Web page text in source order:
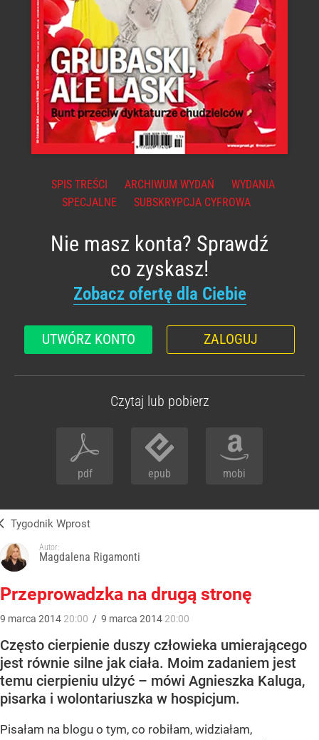
SPIS TREŚCI ARCHIWUM WYDAŃ
WYDANIA
SPECJALNE
SUBSKRYPCJA CYFROWA
Nie masz konta? Sprawdź
co zyskasz!
Zobacz ofertę dla Ciebie
UTWÓRZ KONTO ZALOGUJ
Czytaj lub pobierz
pdf epub mobi
Tygodnik Wprost
Autor:
Magdalena Rigamonti
Przeprowadzka na drugą stronę
9 marca 2014 20:00 / 9 marca 2014 20:00
Często cierpienie duszy człowieka umierającego
jest równie silne jak ciała. Moim zadaniem jest
temu cierpieniu ulżyć – mówi Agnieszka Kaluga,
pisarka i wolontariuszka w hospicjum.
Pisałam na blogu o tym, co robiłam, widziałam,